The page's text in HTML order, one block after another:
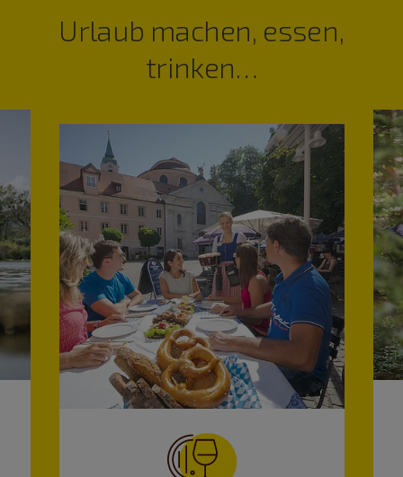
Urlaub machen, essen,
trinken…